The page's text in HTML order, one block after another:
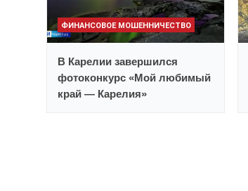
ФИНАНСОВОЕ МОШЕННИЧЕСТВО
В Карелии завершился
фотоконкурс «Мой любимый
край — Карелия»